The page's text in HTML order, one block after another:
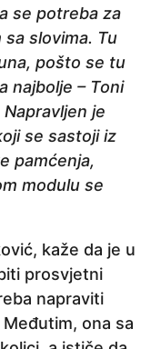
se potreba za
slovima. Tu
pošto se tu
najbolje – Toni
je
se sastoji iz
pamćenja,
modulu se
kaže da je u
prosvjetni
napraviti
ona sa